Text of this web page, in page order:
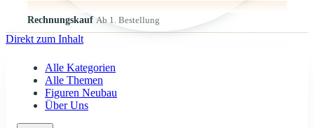
Rechnungskauf Ab 1. Bestellung
Direkt zum Inhalt
Alle Kategorien
Alle Themen
Figuren Neubau
Über Uns